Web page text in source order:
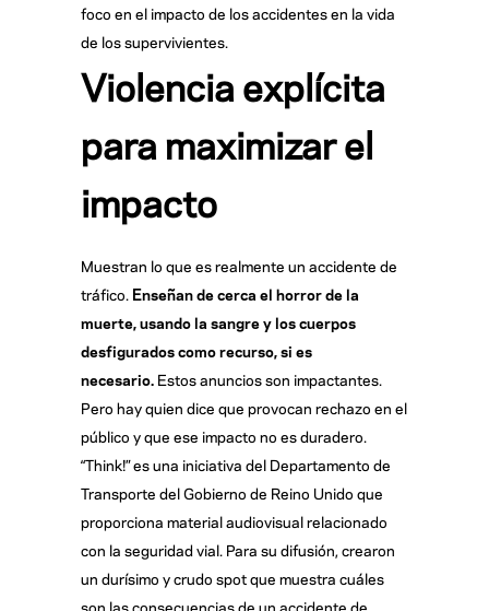
foco en el impacto de los accidentes en la vida
de los supervivientes.
Violencia explícita
para maximizar el
impacto
Muestran lo que es realmente un accidente de
tráfico. Enseñan de cerca el horror de la
muerte, usando la sangre y los cuerpos
desfigurados como recurso, si es
necesario. Estos anuncios son impactantes.
Pero hay quien dice que provocan rechazo en el
público y que ese impacto no es duradero.
“Think!” es una iniciativa del Departamento de
Transporte del Gobierno de Reino Unido que
proporciona material audiovisual relacionado
con la seguridad vial. Para su difusión, crearon
un durísimo y crudo spot que muestra cuáles
son las consecuencias de un accidente de